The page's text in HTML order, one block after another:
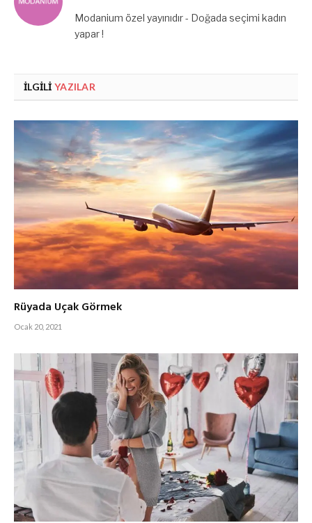
Modanium özel yayınıdır - Doğada seçimi kadın
yapar !
İLGILI YAZILAR
Rüyada Uçak Görmek
Ocak 20, 2021